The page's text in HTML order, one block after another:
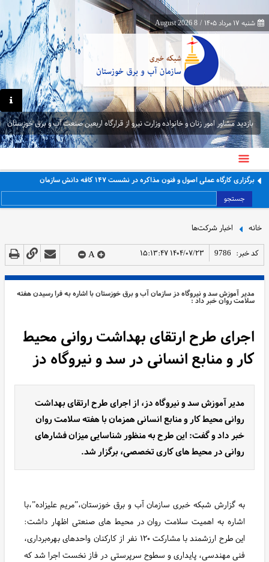
شنبه ۱۷ مرداد ۱۴۰۵ /
8 August 2026
بازدید مشاور امور زنان و خانواده وزارت نیرو از قرارگاه اربعین صنعت آب و برق خوزستان
برگزاری کارگاه عملی اصول و فنون مذاکره در نشست ۱۴۷ کافه دانش سازمان
جستجو
خانه اخبار شرکت‌ها
کد خبر: 9786 ۱۴۰۴/۰۷/۲۳ ۱۵:۱۳:۴۷ A
مدیر آموزش سد و نیروگاه دز سازمان آب و برق خوزستان با اشاره به فرا رسیدن هفته
سلامت روان خبر داد :
اجرای طرح ارتقای بهداشت روانی محیط
کار و منابع انسانی در سد و نیروگاه دز
مدیر آموزش سد و نیروگاه دز، از اجرای طرح ارتقای بهداشت
روانی محیط کار و منابع انسانی همزمان با هفته سلامت روان
خبر داد و گفت: این طرح به منظور شناسایی میزان فشارهای
روانی در محیط‌ های کاری تخصصی، برگزار شد.
به گزارش شبکه خبری سازمان آب و برق خوزستان،”مریم علیزاده”،با
اشاره به اهمیت سلامت روان در محیط ‌های صنعتی اظهار داشت:
این طرح ارزشمند با مشارکت ۱۲۰ نفر از کارکنان واحدهای بهره‌برداری،
فنی مهندسی، پایداری و سطوح سرپرستی در فاز نخست اجرا شد که